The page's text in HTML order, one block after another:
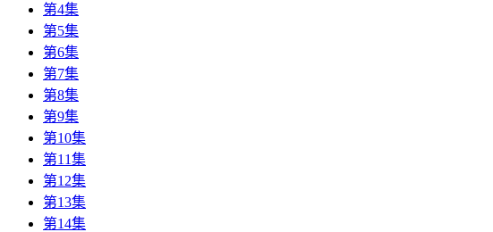
第4集
第5集
第6集
第7集
第8集
第9集
第10集
第11集
第12集
第13集
第14集